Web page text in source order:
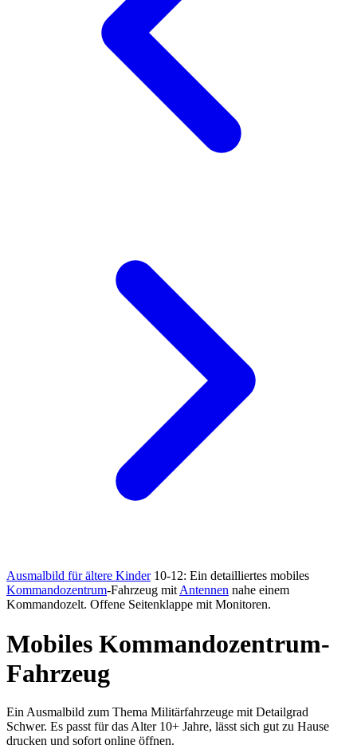
Ausmalbild für ältere Kinder10-12: Ein detailliertes mobiles
Kommandozentrum-Fahrzeug mit Antennen nahe einem
Kommandozelt. Offene Seitenklappe mit Monitoren.
Mobiles Kommandozentrum-
Fahrzeug
Ein Ausmalbild zum Thema Militärfahrzeuge mit Detailgrad
Schwer. Es passt für das Alter 10+ Jahre, lässt sich gut zu Hause
drucken und sofort online öffnen.